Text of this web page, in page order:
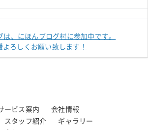
は、にほんブログ村に参加中です。
よろしくお願い致します！
ービス案内
会社情報
スタッフ紹介
ギャラリー